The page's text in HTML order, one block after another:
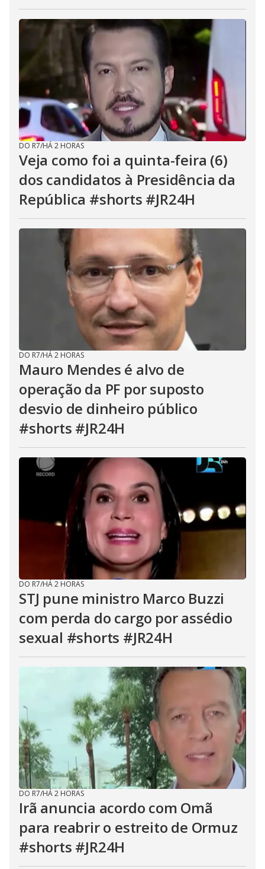
DO R7/HÁ 2 HORAS
Veja como foi a quinta-feira (6)
dos candidatos à Presidência da
República #shorts #JR24H
DO R7/HÁ 2 HORAS
Mauro Mendes é alvo de
operação da PF por suposto
desvio de dinheiro público
#shorts #JR24H
DO R7/HÁ 2 HORAS
STJ pune ministro Marco Buzzi
com perda do cargo por assédio
sexual #shorts #JR24H
DO R7/HÁ 2 HORAS
Irã anuncia acordo com Omã
para reabrir o estreito de Ormuz
#shorts #JR24H